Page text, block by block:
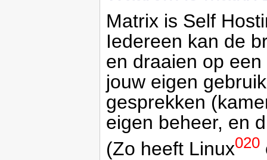
Matrix is Self
Iedereen kan de
en draaien op
jouw eigen
gesprekken
eigen beheer, en
(Zo heeft Linux020